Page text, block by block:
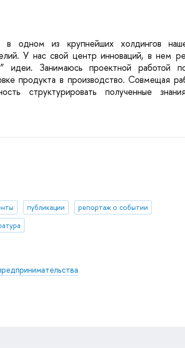
одном из крупнейших холдингов
У нас свой центр инноваций, в нем
идеи. Занимаюсь проектной работой
продукта в производство. Совмещая
структурировать полученные
публикации
репортаж о событии